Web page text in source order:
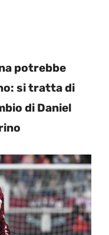
potrebbe
si tratta di
di Daniel